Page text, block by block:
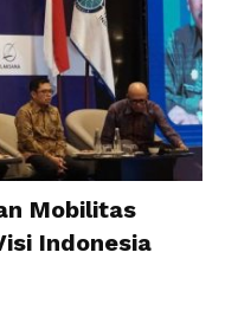
Mobilitas
Indonesia